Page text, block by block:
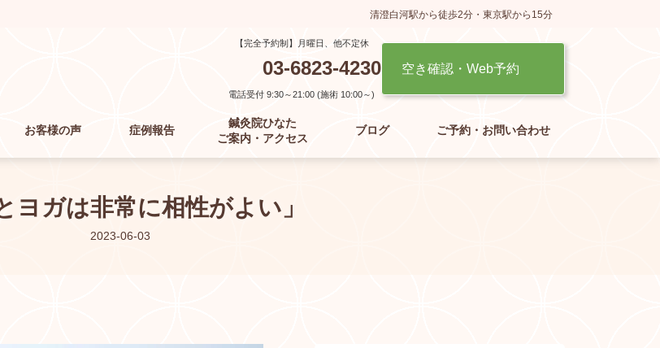
清澄白河駅から徒歩2分・東京駅から15分
【完全予約制】月曜日、他不定休
03-6823-4230
電話受付 9:30～21:00 (施術 10:00～)
空き確認・Web予約
お客様の声 症例報告
鍼灸院ひなた
ご案内・アクセス
ブログ ご予約・お問い合わせ
ヨガは非常に相性がよい」
2023-06-03